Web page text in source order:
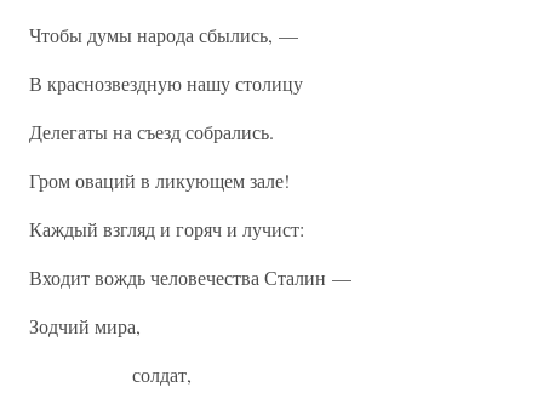
Чтобы думы народа сбылись, —
В краснозвездную нашу столицу
Делегаты на съезд собрались.
Гром оваций в ликующем зале!
Каждый взгляд и горяч и лучист:
Входит вождь человечества Сталин —
Зодчий мира,
солдат,